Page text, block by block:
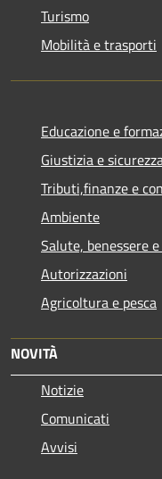
Turismo
Mobilità e trasporti
Educazione e
Giustizia e
Tributi,finanze e
Ambiente
Salute, benessere
Autorizzazioni
Agricoltura e pesca
NOVITÀ
Notizie
Comunicati
Avvisi